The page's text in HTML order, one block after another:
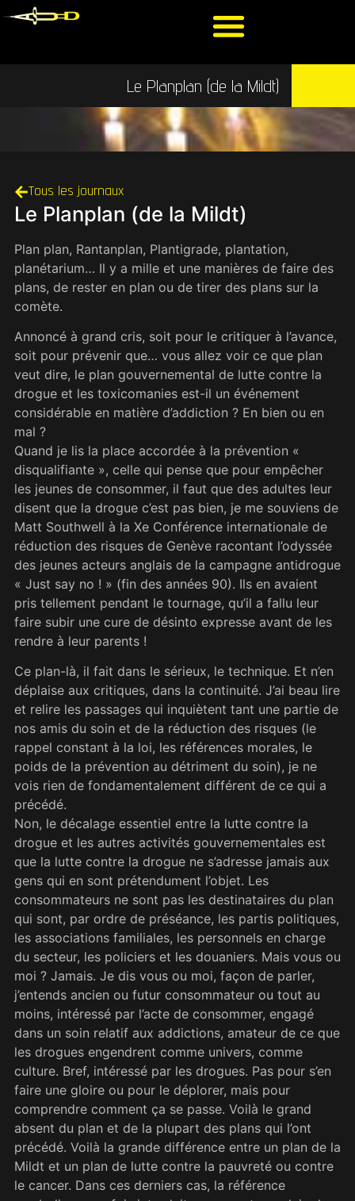
Le Planplan (de la Mildt)
Tous les journaux
Le Planplan (de la Mildt)
Plan plan, Rantanplan, Plantigrade, plantation,
planétarium… Il y a mille et une manières de faire des
plans, de rester en plan ou de tirer des plans sur la
comète.
Annoncé à grand cris, soit pour le critiquer à l’avance,
soit pour prévenir que… vous allez voir ce que plan
veut dire, le plan gouvernemental de lutte contre la
drogue et les toxicomanies est-il un événement
considérable en matière d’addiction ? En bien ou en
mal ?
Quand je lis la place accordée à la prévention «
disqualifiante », celle qui pense que pour empêcher
les jeunes de consommer, il faut que des adultes leur
disent que la drogue c’est pas bien, je me souviens de
Matt Southwell à la Xe Conférence internationale de
réduction des risques de Genève racontant l’odyssée
des jeunes acteurs anglais de la campagne antidrogue
« Just say no ! » (fin des années 90). Ils en avaient
pris tellement pendant le tournage, qu’il a fallu leur
faire subir une cure de désinto expresse avant de les
rendre à leur parents !
Ce plan-là, il fait dans le sérieux, le technique. Et n’en
déplaise aux critiques, dans la continuité. J’ai beau lire
et relire les passages qui inquiètent tant une partie de
nos amis du soin et de la réduction des risques (le
rappel constant à la loi, les références morales, le
poids de la prévention au détriment du soin), je ne
vois rien de fondamentalement différent de ce qui a
précédé.
Non, le décalage essentiel entre la lutte contre la
drogue et les autres activités gouvernementales est
que la lutte contre la drogue ne s’adresse jamais aux
gens qui en sont prétendument l’objet. Les
consommateurs ne sont pas les destinataires du plan
qui sont, par ordre de préséance, les partis politiques,
les associations familiales, les personnels en charge
du secteur, les policiers et les douaniers. Mais vous ou
moi ? Jamais. Je dis vous ou moi, façon de parler,
j’entends ancien ou futur consommateur ou tout au
moins, intéressé par l’acte de consommer, engagé
dans un soin relatif aux addictions, amateur de ce que
les drogues engendrent comme univers, comme
culture. Bref, intéressé par les drogues. Pas pour s’en
faire une gloire ou pour le déplorer, mais pour
comprendre comment ça se passe. Voilà le grand
absent du plan et de la plupart des plans qui l’ont
précédé. Voilà la grande différence entre un plan de la
Mildt et un plan de lutte contre la pauvreté ou contre
le cancer. Dans ces derniers cas, la référence